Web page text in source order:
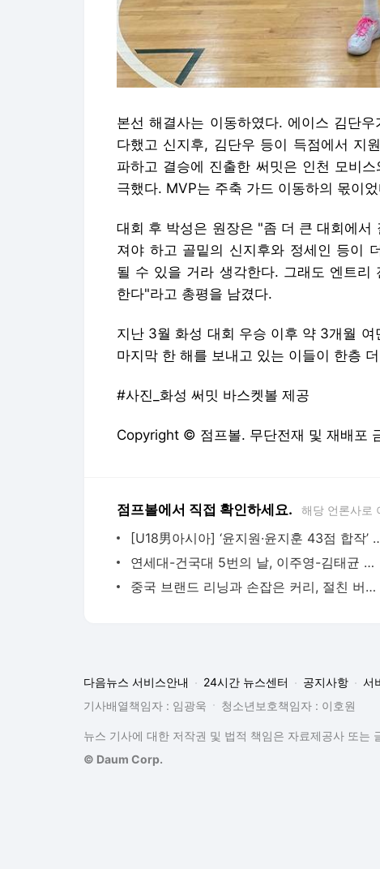
본선 해결사는 이동하였다. 에이스 김단
다했고 신지후, 김단우 등이 득점에서 지
파하고 결승에 진출한 써밋은 인천 모비
극했다. MVP는 주축 가드 이동하의 몫이
대회 후 박성은 원장은 "좀 더 큰 대회에서
져야 하고 골밑의 신지후와 정세인 등이
될 수 있을 거라 생각한다. 그래도 엔트리
한다"라고 총평을 남겼다.
지난 3월 화성 대회 우승 이후 약 3개월
마지막 한 해를 보내고 있는 이들이 한층
#사진_화성 써밋 바스켓볼 제공
Copyright © 점프볼. 무단전재 및 재배포
점프볼에서 직접 확인하세요. 해당 언론사로
[U18男아시아] ‘윤지원·윤지훈 43점 합
연세대-건국대 5번의 날, 이주영-김태균 똑같은 3점슛 5방 31점 폭발
중국 브랜드 리닝과 손잡은 커리, 절친 버틀러 소개 덕분?···“이러한 이유로 트레이드 되지 않
다음뉴스 서비스안내 24시간 뉴스센터 공지사항
서
기사배열책임자 : 임광욱
청소년보호책임자 : 이호원
뉴스 기사에 대한 저작권 및 법적 책임은 자료제공사 또는
© Daum Corp.